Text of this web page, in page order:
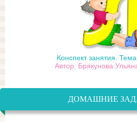
Конспект занятия.
Автор: Брякунова
ДОМАШНИЕ